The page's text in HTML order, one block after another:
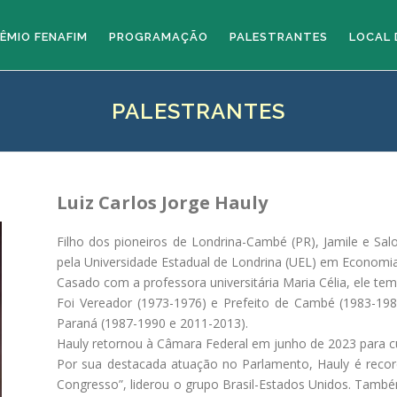
FENAFIM PROGRAMAÇÃO PALESTRANTES LOCAL
PALESTRANTES
Luiz Carlos Jorge Hauly
Filho dos pioneiros de Londrina-Cambé (PR), Jamile e
pela Universidade Estadual de Londrina (UEL) em
Casado com a professora universitária Maria Célia, ele
Foi Vereador (1973-1976) e Prefeito de Cambé (1983-
Paraná (1987-1990 e 2011-2013).
Hauly retornou à Câmara Federal em junho de 2023 para
Por sua destacada atuação no Parlamento, Hauly é
Congresso”, liderou o grupo Brasil-Estados Unidos.